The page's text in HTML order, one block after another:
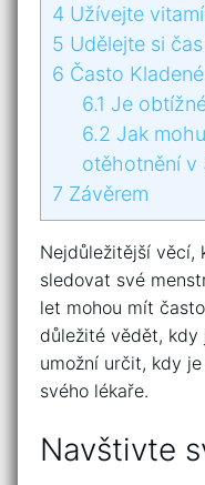
4 Užívejte
5 Udělejte si
6 Často
6.1 Je
6.2 Jak
otěhotnění v
7 Závěrem
Nejdůležitější věcí,
sledovat své
let mohou mít
důležité vědět, kdy
umožní určit, kdy
svého lékaře.
Navštivte